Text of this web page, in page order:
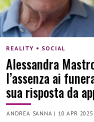
REALITY • SOCIAL
Alessandra
l’assenza ai
sua risposta da
ANDREA SANNA | 10 APR 2025